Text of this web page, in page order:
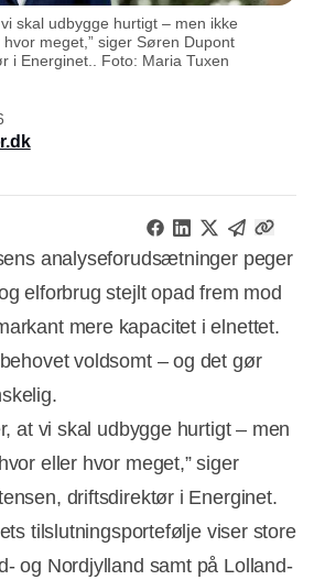
skal udbygge hurtigt – men ikke
meget,” siger Søren Dupont
i Energinet.. Foto: Maria Tuxen
analyseforudsætninger peger
elforbrug stejlt opad frem mod
mere kapacitet i elnettet.
voldsomt – og det gør
at vi skal udbygge hurtigt – men
eller hvor meget,” siger
driftsdirektør i Energinet.
tilslutningsportefølje viser store
og Nordjylland samt på Lolland-